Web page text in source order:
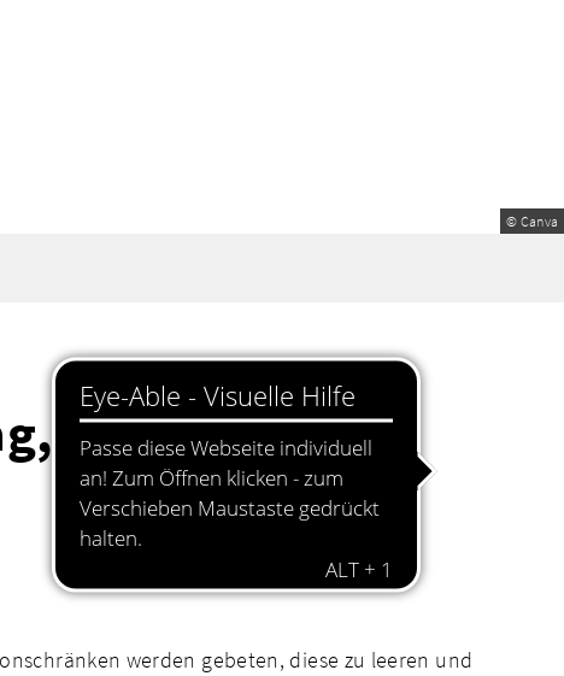
© Canva
23. September
werden gebeten, diese zu leeren und